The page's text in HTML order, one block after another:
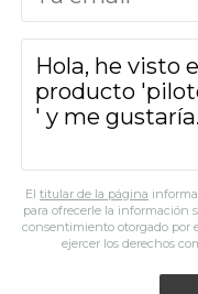
El titular de la página
para ofrecerle la información
consentimiento otorgado por
ejercer los derechos